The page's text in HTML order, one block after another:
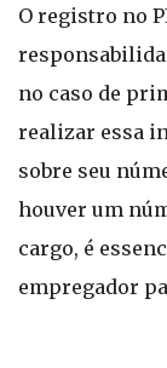
O registro no
no caso de
realizar essa
sobre seu
houver um
cargo, é
empregador